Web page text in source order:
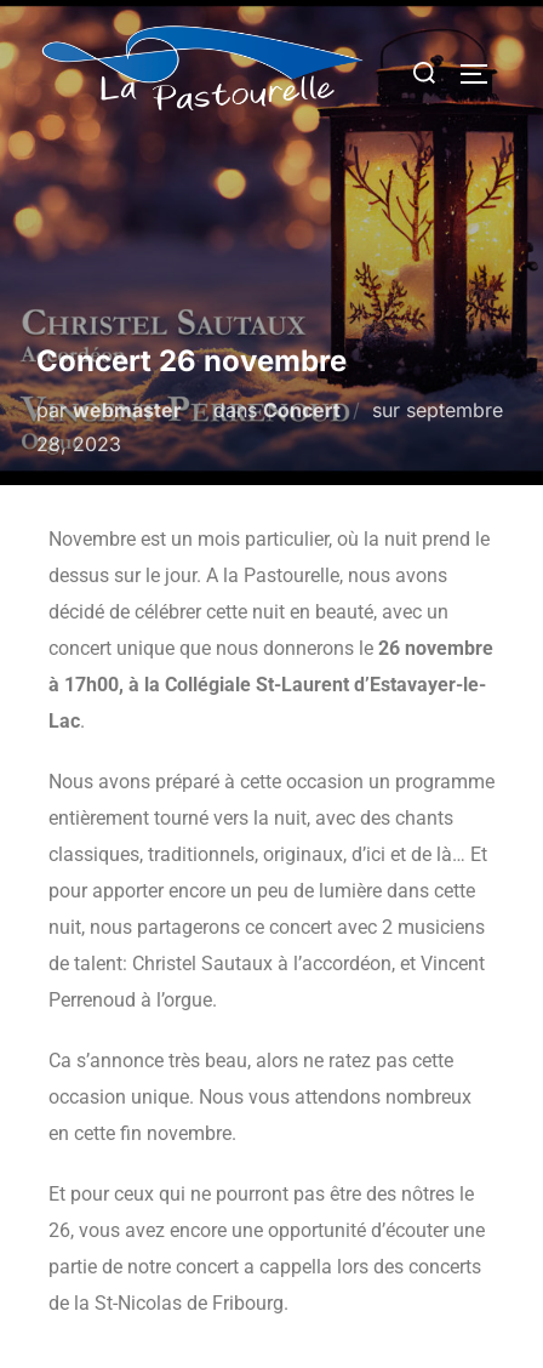
Concert 26 novembre
parwebmaster dansConcert sur septembre
28, 2023
Novembre est un mois particulier, où la nuit prend le
dessus sur le jour. A la Pastourelle, nous avons
décidé de célébrer cette nuit en beauté, avec un
concert unique que nous donnerons le 26 novembre
à 17h00, à la Collégiale St-Laurent d’Estavayer-le-
Lac.
Nous avons préparé à cette occasion un programme
entièrement tourné vers la nuit, avec des chants
classiques, traditionnels, originaux, d’ici et de là… Et
pour apporter encore un peu de lumière dans cette
nuit, nous partagerons ce concert avec 2 musiciens
de talent: Christel Sautaux à l’accordéon, et Vincent
Perrenoud à l’orgue.
Ca s’annonce très beau, alors ne ratez pas cette
occasion unique. Nous vous attendons nombreux
en cette fin novembre.
Et pour ceux qui ne pourront pas être des nôtres le
26, vous avez encore une opportunité d’écouter une
partie de notre concert a cappella lors des concerts
de la St-Nicolas de Fribourg.